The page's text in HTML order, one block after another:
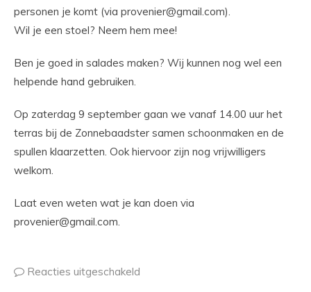
personen je komt (via provenier@gmail.com).
Wil je een stoel? Neem hem mee!
Ben je goed in salades maken? Wij kunnen nog wel een
helpende hand gebruiken.
Op zaterdag 9 september gaan we vanaf 14.00 uur het
terras bij de Zonnebaadster samen schoonmaken en de
spullen klaarzetten. Ook hiervoor zijn nog vrijwilligers
welkom.
Laat even weten wat je kan doen via
provenier@gmail.com
Reacties uitgeschakeld